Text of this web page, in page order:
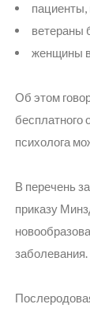
пациенты,
ветераны
женщины в
Об этом
бесплатного
психолога
В перечень
приказу
заболевания.